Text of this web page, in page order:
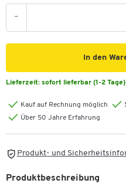
-
In den
Lieferzeit: sofort lieferbar (1-2 Tage)
Kauf auf Rechnung möglich
Über 50 Jahre Erfahrung
Produkt- und
Produktbeschreibung